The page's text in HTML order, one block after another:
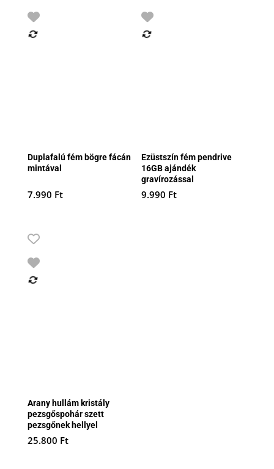
Duplafalú fém bögre fácán
mintával
7.990 Ft
Ezüstszín fém pendrive
16GB ajándék
gravírozással
9.990 Ft
Arany hullám kristály
pezsgőspohár szett
pezsgőnek hellyel
25.800 Ft